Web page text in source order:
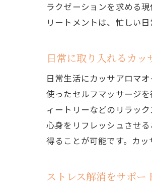
ラクゼーションを求める
リートメントは、忙しい
日常に取り入れるカ
日常生活にカッサアロマ
使ったセルフマッサージ
ィートリーなどのリラッ
心身をリフレッシュさせ
得ることが可能です。カ
ストレス解消をサポー